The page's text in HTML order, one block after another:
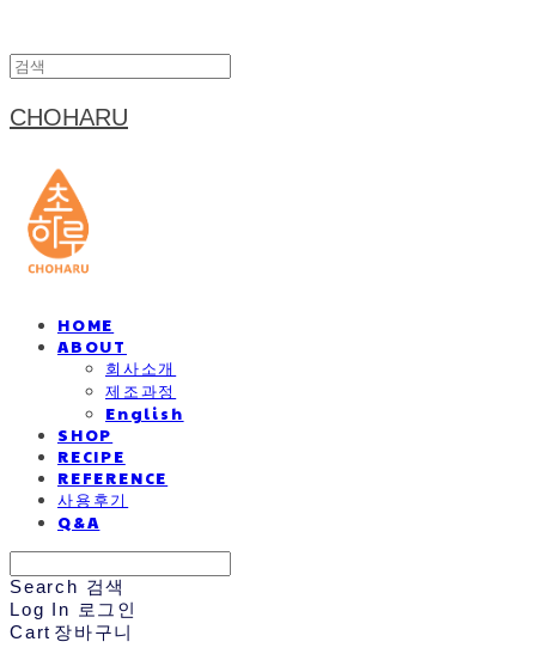
CHOHARU
HOME
ABOUT
회사소개
제조과정
English
SHOP
RECIPE
REFERENCE
사용후기
Q&A
Search 검색
Log In 로그인
Cart 장바구니